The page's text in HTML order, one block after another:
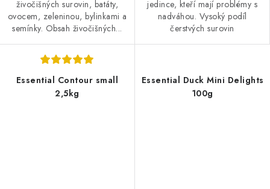
živočišných surovin, batáty,
ovocem, zeleninou, bylinkami a
semínky. Obsah živočišných...
jedince, kteří mají problémy s
nadváhou. Vysoký podíl
čerstvých surovin
Essential Contour small
2,5kg
Essential Duck Mini Delights
100g